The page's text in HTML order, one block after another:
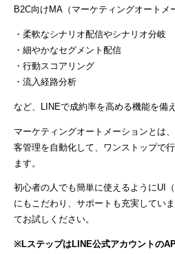
B2C向けMA（マーケティングオートメ
・柔軟なシナリオ配信やシナリオ分岐
・細やかなセグメント配信
・行動スコアリング
・流入経路分析
など、LINEで成約率を高める機能を備
マーケティングオートメーションとは
客管理を自動化して、ワンストップで
ます。
初心者の人でも簡単に使えるようにUI
にもこだわり、サポートも充実してい
てお試しください。
※LステップはLINE公式アカウントの